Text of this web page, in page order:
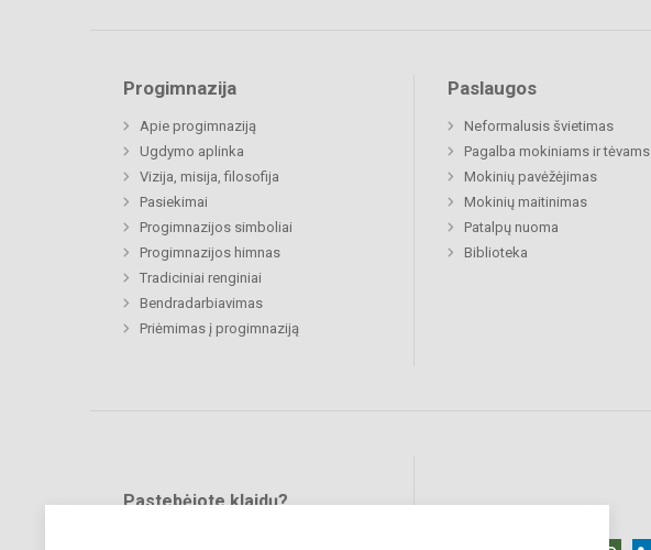
Progimnazija
Apie progimnaziją
Ugdymo aplinka
Vizija, misija, filosofija
Pasiekimai
Progimnazijos simboliai
Progimnazijos himnas
Tradiciniai renginiai
Bendradarbiavimas
Priėmimas į progimnaziją
Paslaugos
Neformalusis švietimas
Pagalba mokiniams ir tėvams
Mokinių pavėžėjimas
Mokinių maitinimas
Patalpų nuoma
Biblioteka
Pastebėjote klaidų?